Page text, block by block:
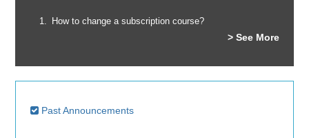
How to change a subscription course?
> See More
Past Announcements